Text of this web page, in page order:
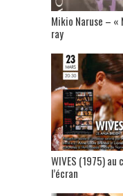
Mikio Naruse –
ray
WIVES (1975)
l’écran